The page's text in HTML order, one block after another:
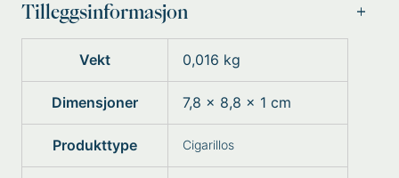
Tilleggsinformasjon
Vekt 0,016 kg
Dimensjoner 7,8 × 8,8 × 1 cm
Produkttype Cigarillos